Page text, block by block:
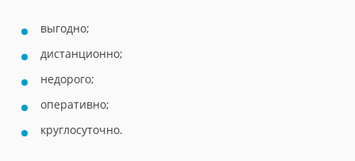
выгодно;
дистанционно;
недорого;
оперативно;
круглосуточно.